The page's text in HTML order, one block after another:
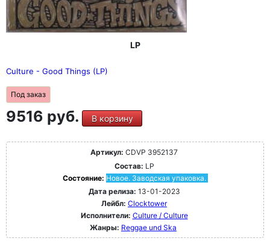
LP
Culture - Good Things (LP)
Под заказ
9516 руб. В корзину
Артикул: CDVP 3952137
Состав: LP
Состояние: Новое. Заводская упаковка.
Дата релиза: 13-01-2023
Лейбл: Clocktower
Исполнители: Culture / Culture
Жанры: Reggae und Ska